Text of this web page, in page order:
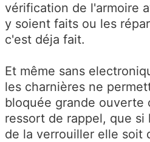
vérification de l'armoire
y soient faits ou les
c'est déja fait.
Et même sans
les charnières ne
bloquée grande ouverte
ressort de rappel, que
de la verrouiller elle soit